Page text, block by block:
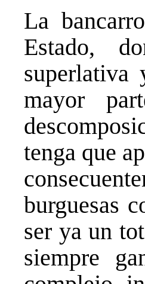
La
Estado,
superlativa
mayor
tenga que
burguesas
ser ya un
siempre